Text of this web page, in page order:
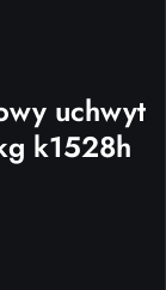
uchwyt
k1528h